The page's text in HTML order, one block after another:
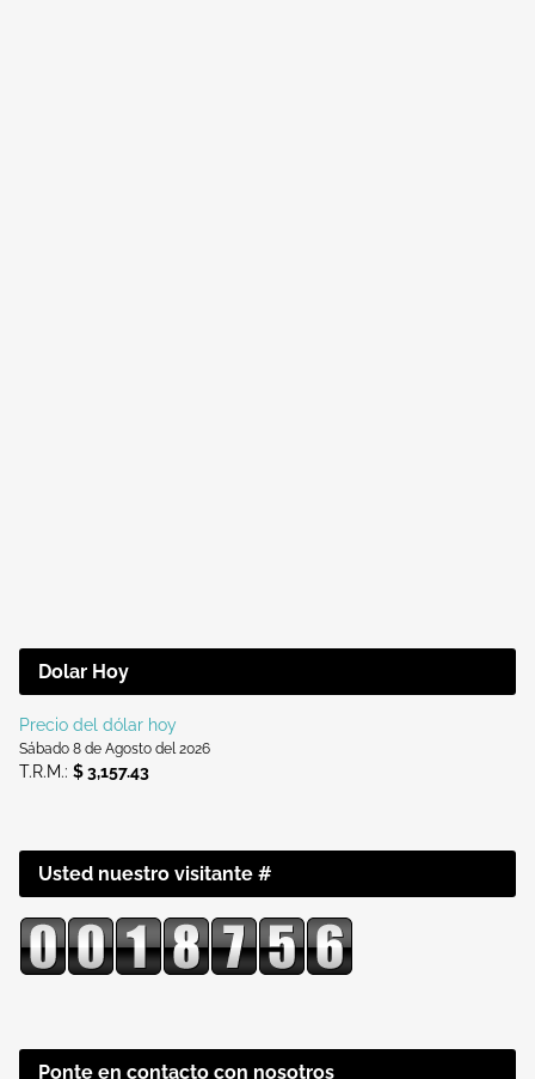
Dolar Hoy
Precio del dólar hoy
Sábado 8 de Agosto del 2026
T.R.M.: $ 3,157.43
Usted nuestro visitante #
Ponte en contacto con nosotros